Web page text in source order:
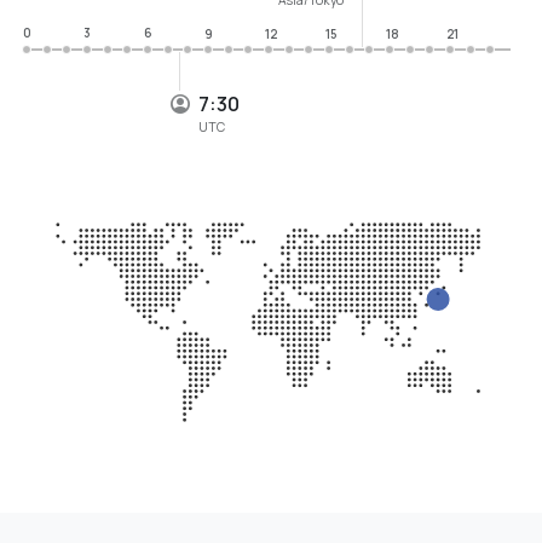
7:30
UTC
0
3 6 9 12 15 18 21